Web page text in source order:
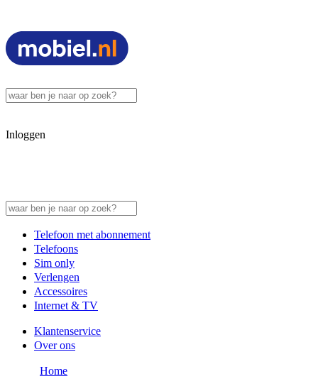
Inloggen
Telefoon met abonnement
Telefoons
Sim only
Verlengen
Accessoires
Internet & TV
Klantenservice
Over ons
Home